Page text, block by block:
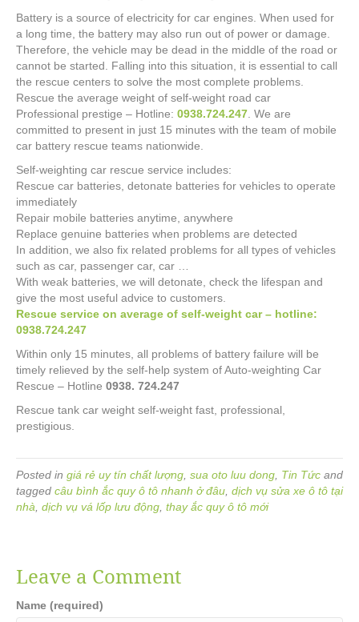
Battery is a source of electricity for car engines. When used for
a long time, the battery may also run out of power or damage.
Therefore, the vehicle may be dead in the middle of the road or
cannot be started. Falling into this situation, it is essential to call
the rescue centers to solve the most complete problems.
Rescue the average weight of self-weight road car
Professional prestige – Hotline: 0938.724.247 . We are
committed to present in just 15 minutes with the team of mobile
car battery rescue teams nationwide.
Self-weighting car rescue service includes:
Rescue car batteries, detonate batteries for vehicles to operate
immediately
Repair mobile batteries anytime, anywhere
Replace genuine batteries when problems are detected
In addition, we also fix related problems for all types of vehicles
such as car, passenger car, car …
With weak batteries, we will detonate, check the lifespan and
give the most useful advice to customers.
Rescue service on average of self-weight car – hotline:
0938.724.247
Within only 15 minutes, all problems of battery failure will be
timely relieved by the self-help system of Auto-weighting Car
Rescue – Hotline 0938. 724.247
Rescue tank car weight self-weight fast, professional,
prestigious.
Posted in giá rẻ uy tín chất lượng sua oto luu dong Tin Tức and
tagged câu bình ắc quy ô tô nhanh ở đâu dịch vụ sửa xe ô tô tại
nhà dịch vụ vá lốp lưu động thay ắc quy ô tô mới
Leave a Comment
Name (required)